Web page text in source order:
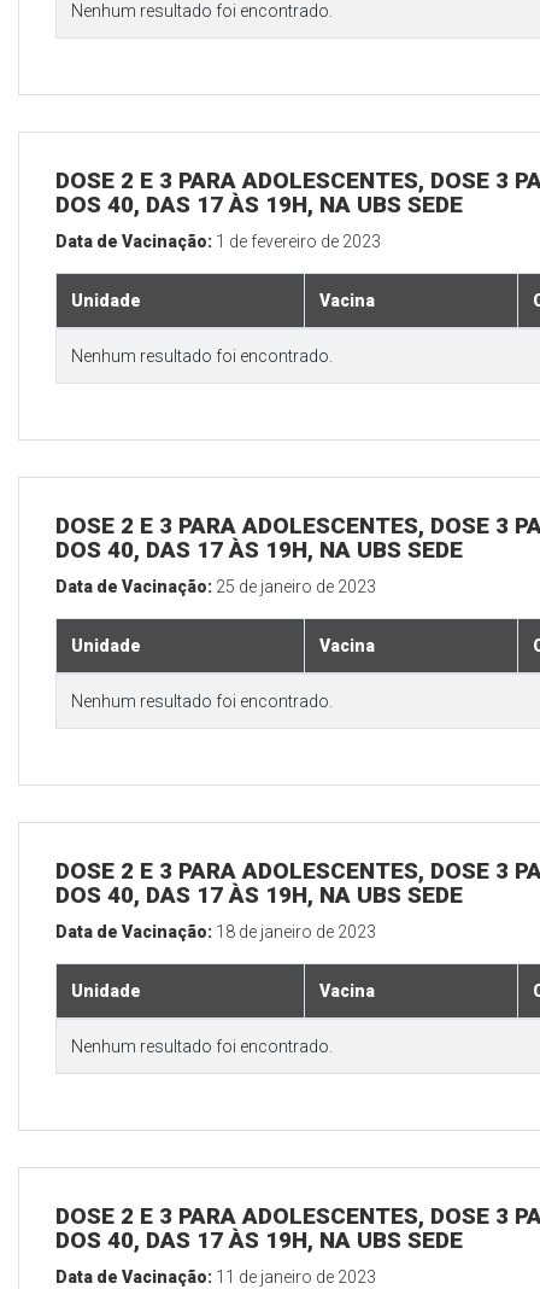
Nenhum resultado foi encontrado.
DOSE 2 E 3 PARA ADOLESCENTES, DOSE 3
DOS 40, DAS 17 ÀS 19H, NA UBS SEDE
Data de Vacinação: 1 de fevereiro de 2023
Unidade Vacina
Nenhum resultado foi encontrado.
DOSE 2 E 3 PARA ADOLESCENTES, DOSE 3
DOS 40, DAS 17 ÀS 19H, NA UBS SEDE
Data de Vacinação: 25 de janeiro de 2023
Unidade Vacina
Nenhum resultado foi encontrado.
DOSE 2 E 3 PARA ADOLESCENTES, DOSE 3
DOS 40, DAS 17 ÀS 19H, NA UBS SEDE
Data de Vacinação: 18 de janeiro de 2023
Unidade Vacina
Nenhum resultado foi encontrado.
DOSE 2 E 3 PARA ADOLESCENTES, DOSE 3
DOS 40, DAS 17 ÀS 19H, NA UBS SEDE
Data de Vacinação: 11 de janeiro de 2023